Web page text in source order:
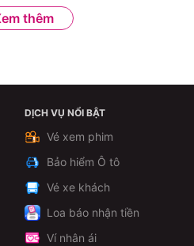
thêm
DỊCH VỤ NỔI BẬT
Vé xem phim
Bảo hiểm Ô tô
Vé xe khách
Loa báo nhận tiền
Ví nhân ái